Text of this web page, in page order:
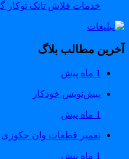
خدمات فلاش تانک توکار گبریت
مطالب بلاگ
1 ماه پیش
پیش‌نویس خودکار
تعمیر قطعات وان جکوزی